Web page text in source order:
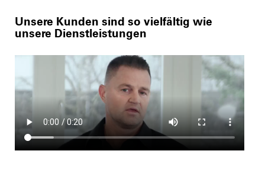
Unsere Kunden sind so vielfältig wie
unsere Dienstleistungen